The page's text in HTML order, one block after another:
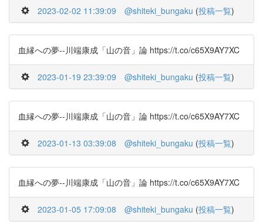
2023-02-02 11:39:09 @shiteki_bungaku (投稿一覧)
血縁への夢--川端康成「山の音」論 https://t.co/c65X9AY7XC
2023-01-19 23:39:09 @shiteki_bungaku (投稿一覧)
血縁への夢--川端康成「山の音」論 https://t.co/c65X9AY7XC
2023-01-13 03:39:08 @shiteki_bungaku (投稿一覧)
血縁への夢--川端康成「山の音」論 https://t.co/c65X9AY7XC
2023-01-05 17:09:08 @shiteki_bungaku (投稿一覧)